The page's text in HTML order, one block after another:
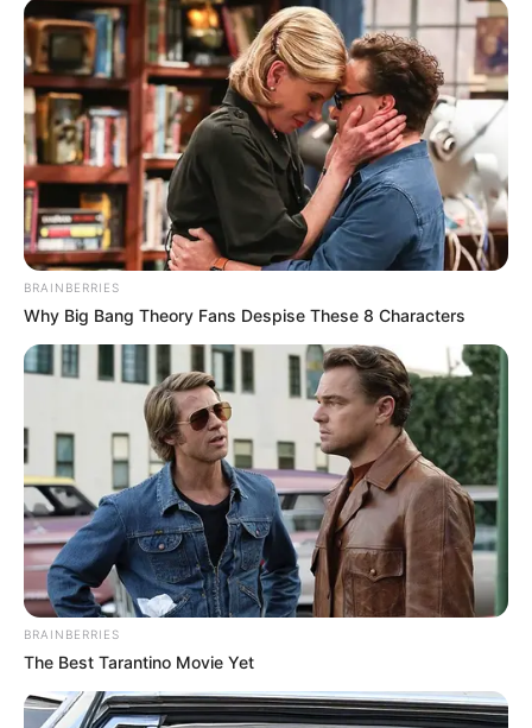
plusz ma este egy jelbeszéd lesz” – mondta Majka
a koncert végén, majd hozzátette: „Ki ne szeretne
gazdag lenni? Akinek 50 milliárdja van. Vagy nem
is 50, hanem 500 milliárdja.” A rapper szerint
ehhez nem kell mást tenni, mint manifesztálni a
dolgot, és koncentrálni. A közönséget arra
buzdította, hogy „vegyünk el mi is 500 milliárdot”. –
írja a Blikk.
BRAINBERRIES
Why Big Bang Theory Fans Despise These 8 Characters
BRAINBERRIES
The Best Tarantino Movie Yet